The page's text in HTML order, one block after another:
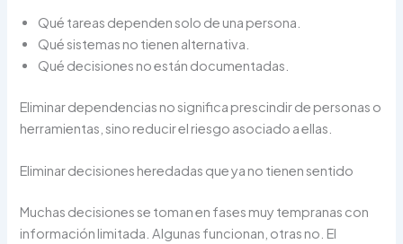
Qué tareas dependen solo de una persona.
Qué sistemas no tienen alternativa.
Qué decisiones no están documentadas.
Eliminar dependencias no significa prescindir de personas o
herramientas, sino reducir el riesgo asociado a ellas.
Eliminar decisiones heredadas que ya no tienen sentido
Muchas decisiones se toman en fases muy tempranas con
información limitada. Algunas funcionan, otras no. El